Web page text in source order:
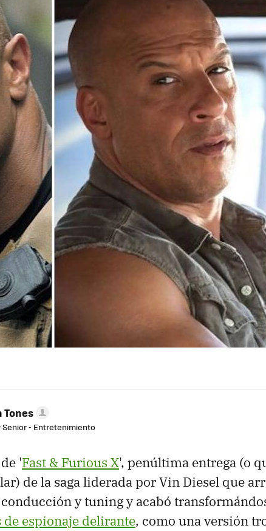
Tones
Senior - Entretenimiento
'Fast & Furious X', penúltima entrega (o
de la saga liderada por Vin Diesel que
y tuning y acabó
de espionaje delirante, como una versión